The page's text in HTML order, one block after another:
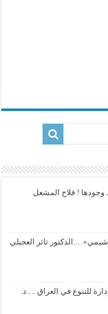
وجودها ! فلاح المشعل
ثائر العجيلي
للتنوع في العراق .. ..د.